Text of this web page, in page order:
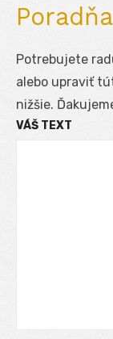
Poradňa
Potrebujete
alebo upraviť
nižšie.
VÁŠ TEXT